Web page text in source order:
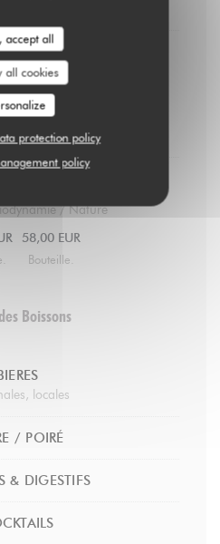
accept all
all cookies
protection policy
policy
de Noirs brut
/ Nature
58,00 EUR
Bouteille.
/ Nature
58,00 EUR
Bouteille.
Boissons
locales
/ POIRÉ
& DIGESTIFS